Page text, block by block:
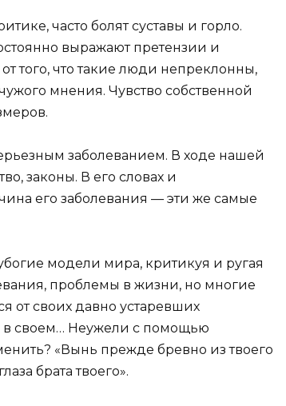
часто болят суставы и горло.
выражают претензии и
того, что такие люди непреклонны,
мнения. Чувство собственной
заболеванием. В ходе нашей
законы. В его словах и
его заболевания — эти же самые
модели мира, критикуя и ругая
проблемы в жизни, но многие
от своих давно устаревших
в своем… Неужели с помощью
«Вынь прежде бревно из твоего
брата твоего».